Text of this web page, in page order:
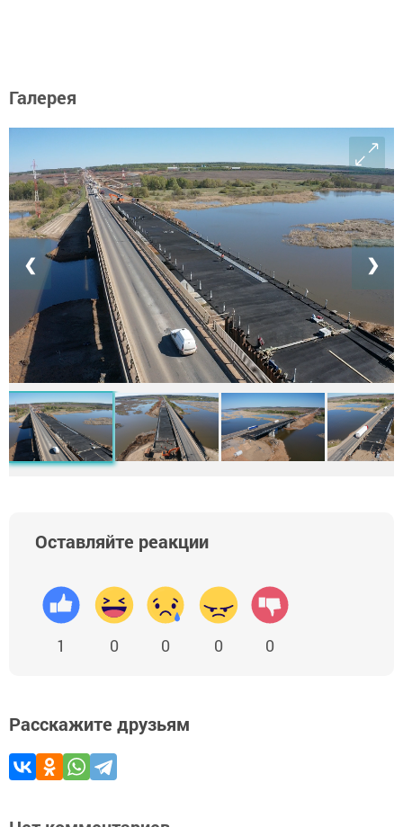
Галерея
❮ ❯
Оставляйте реакции
1 0 0 0 0
Расскажите друзьям